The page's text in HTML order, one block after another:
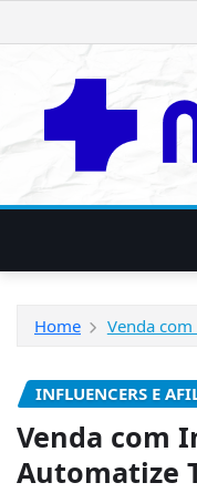
to
Home Venda
INFLUENCERS E
Venda com
Automatize